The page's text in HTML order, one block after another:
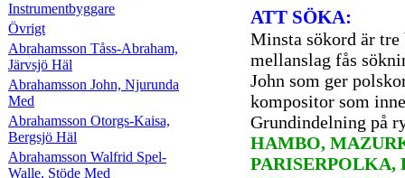
Instrumentbyggare
Övrigt
Abrahamsson Tåss-Abraham,
Järvsjö Häl
Abrahamsson John, Njurunda
Med
Abrahamsson Otorgs-Kaisa,
Bergsjö Häl
Abrahamsson Walfrid Spel-
Walle, Stöde Med
ATT SÖKA:
Minsta sökord är tre
mellanslag fås
John som ger
kompositor som
Grundindelning på
HAMBO,
PARISERPOLKA,